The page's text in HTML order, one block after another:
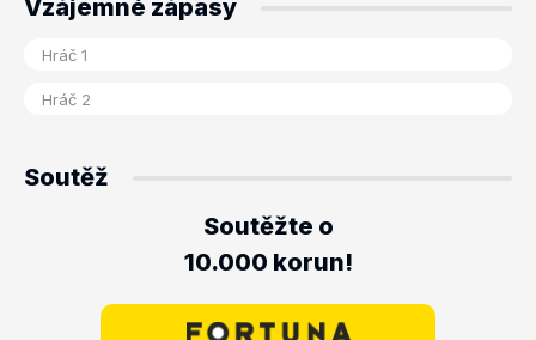
Vzájemné zápasy
Soutěž
Soutěžte o
10.000 korun!